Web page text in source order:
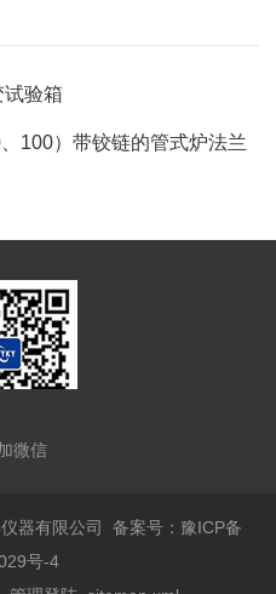
验箱
100）带铰链的管式炉法兰
微信
仪器有限公司备案号：豫ICP备
号-4